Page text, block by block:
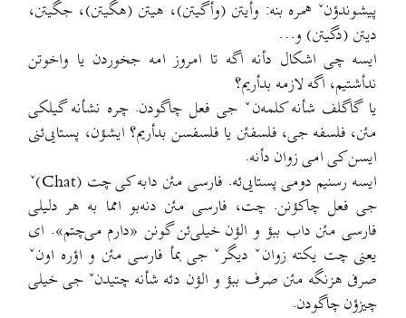
پیشوندؤنˇ همره بنه: وأیتن (وأگیتن)، هیتن (هگیتن)، جگیتن،
دیتن (دگیتن) و…
ایسه چی اشکال دأنه اگه تا امروز امه جخوردن یا واخوتن
ندأشتیم، اگه لازمه بدأریم؟
یا گاگلف شأنه کلمه‌نˇ جی فعل چاگودن. چره نشأنه گیلکی
مئن، فلسفه جی، فلسفئن یا فلسفسن بدأریم؟ ایشؤن، پستایی‌ئنی
ایسن کی امی زوان دأنه.
ایسه رسنیم دومی پستایی‌ئه. فارسی مئن دابه کی چت (Chat)ˇ
جی فعل چاکؤنن. چت، فارسی مئن دنه‌بو امما به هر دلیلی
فارسی مئن داب ببؤ و الؤن خیلی‌ئن گونن «دارم می‌چتم». ای
یعنی چت یکته زوانˇ دیگرˇ جی بمأ فارسی مئن و اؤره اونˇ
صرفی هزنگه مئن صرف ببؤ و الؤن دئه شأنه چتیدنˇ جی خیلی
چیزؤن چاگودن.